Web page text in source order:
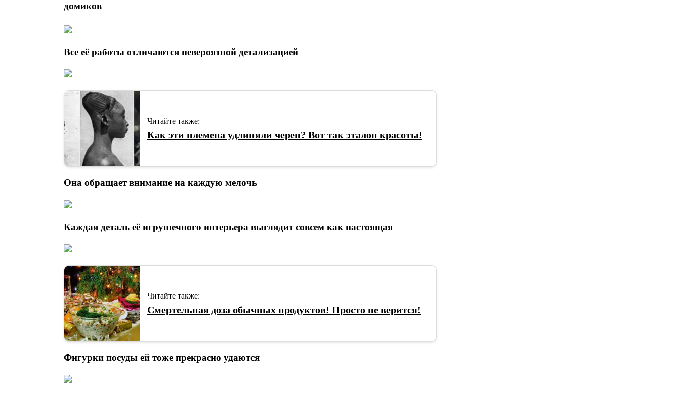
домиков
Все её работы отличаются невероятной детализацией
Читайте также:
Как эти племена удлиняли череп? Вот так эталон красоты!
Она обращает внимание на каждую мелочь
Каждая деталь её игрушечного интерьера выглядит совсем как настоящая
Читайте также:
Смертельная доза обычных продуктов! Просто не верится!
Фигурки посуды ей тоже прекрасно удаются